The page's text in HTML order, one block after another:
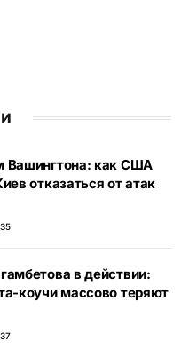
Вашингтона: как США
отказаться от атак
в действии:
коучи массово теряют